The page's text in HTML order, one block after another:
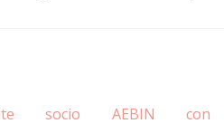
socio AEBIN con